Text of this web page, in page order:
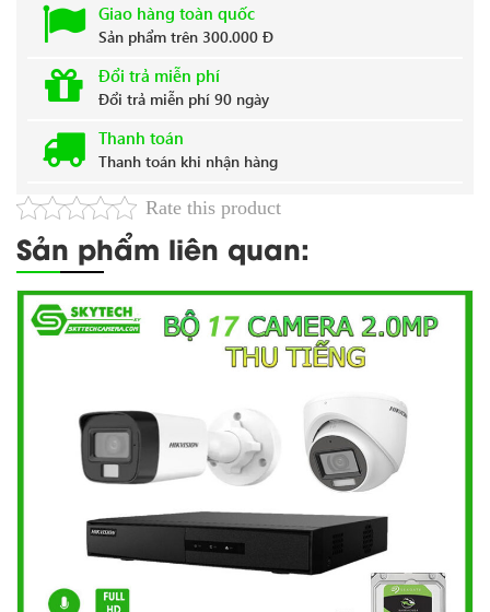
Giao hàng toàn quốc
Sản phẩm trên 300.000 Đ
Đổi trả miễn phí
Đổi trả miễn phí 90 ngày
Thanh toán
Thanh toán khi nhận hàng
Rate this product
Sản phẩm liên quan: